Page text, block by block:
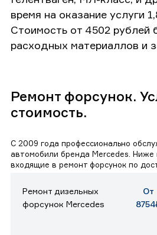
время на оказание услуги
Стоимость от 4502 рублей
расходных материаллов и
Ремонт форсунок.
стоимость.
С 2009 года профессионально
автомобили бренда Mercedes.
входящие в ремонт форсунок по
Ремонт дизельных
форсунок Mercedes
От